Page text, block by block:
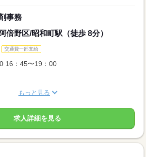
事務
倍野区/昭和町駅（徒歩 8分）
交通費一部支給
16：45〜19：00
もっと見る
求人詳細を見る